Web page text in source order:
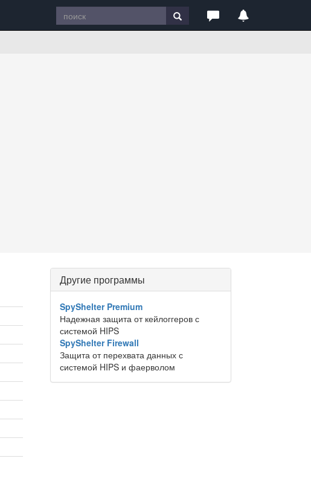
Другие программы
SpyShelter Premium
Надежная защита от кейлоггеров с
системой HIPS
SpyShelter Firewall
Защита от перехвата данных с
системой HIPS и фаерволом